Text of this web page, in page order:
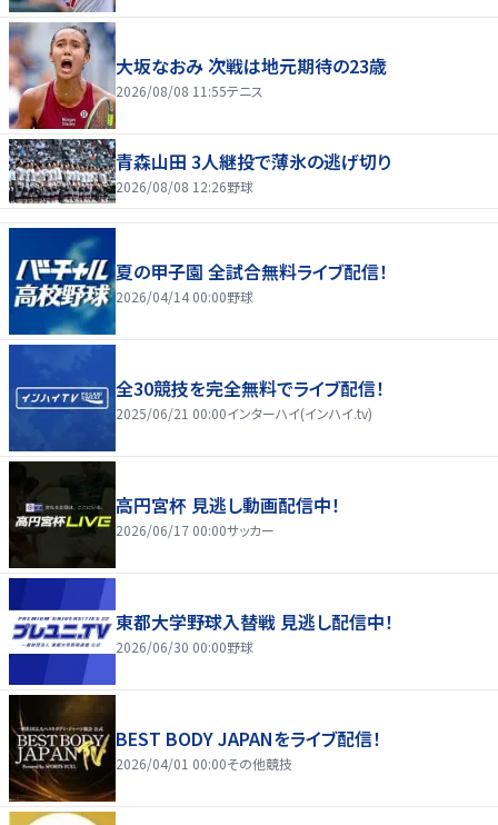
大坂なおみ 次戦は地元期待の23歳
2026/08/08 11:55テニス
青森山田 3人継投で薄氷の逃げ切り
2026/08/08 12:26野球
夏の甲子園 全試合無料ライブ配信！
2026/04/14 00:00野球
全30競技を完全無料でライブ配信！
2025/06/21 00:00インターハイ(インハイ.tv)
高円宮杯 見逃し動画配信中！
2026/06/17 00:00サッカー
東都大学野球入替戦 見逃し配信中！
2026/06/30 00:00野球
BEST BODY JAPANをライブ配信！
2026/04/01 00:00その他競技